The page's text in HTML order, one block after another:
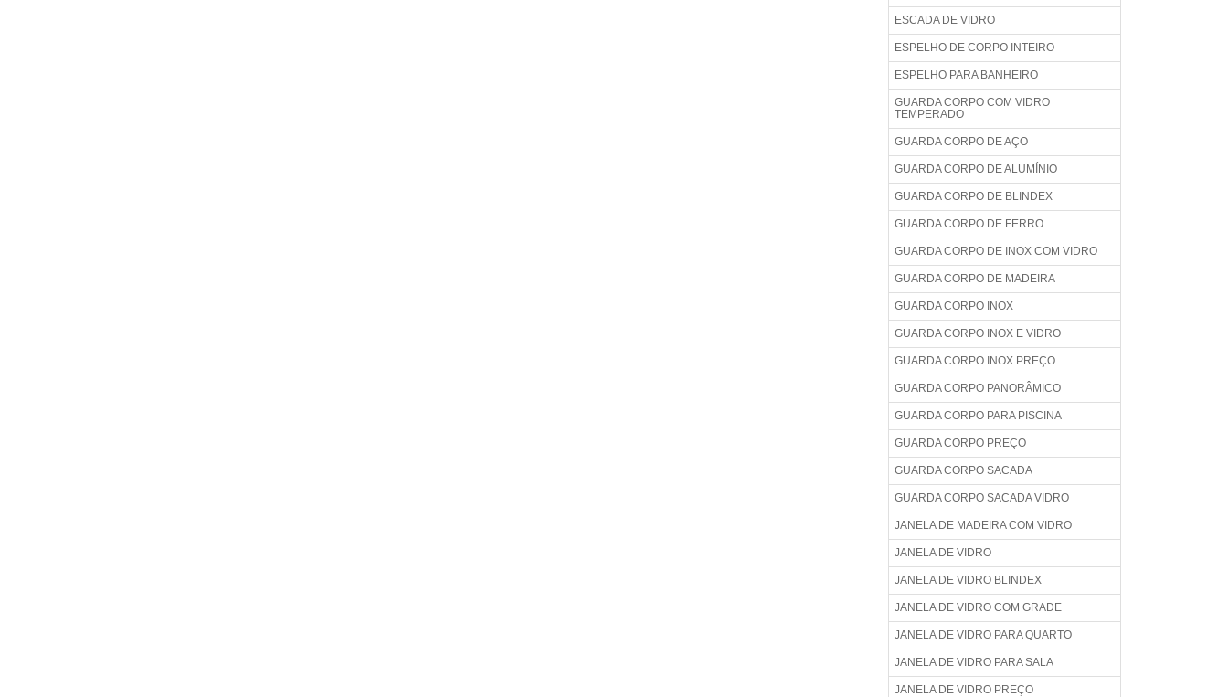
ESCADA DE VIDRO
ESPELHO DE CORPO INTEIRO
ESPELHO PARA BANHEIRO
GUARDA CORPO COM VIDRO
TEMPERADO
GUARDA CORPO DE AÇO
GUARDA CORPO DE ALUMÍNIO
GUARDA CORPO DE BLINDEX
GUARDA CORPO DE FERRO
GUARDA CORPO DE INOX COM VIDRO
GUARDA CORPO DE MADEIRA
GUARDA CORPO INOX
GUARDA CORPO INOX E VIDRO
GUARDA CORPO INOX PREÇO
GUARDA CORPO PANORÂMICO
GUARDA CORPO PARA PISCINA
GUARDA CORPO PREÇO
GUARDA CORPO SACADA
GUARDA CORPO SACADA VIDRO
JANELA DE MADEIRA COM VIDRO
JANELA DE VIDRO
JANELA DE VIDRO BLINDEX
JANELA DE VIDRO COM GRADE
JANELA DE VIDRO PARA QUARTO
JANELA DE VIDRO PARA SALA
JANELA DE VIDRO PREÇO